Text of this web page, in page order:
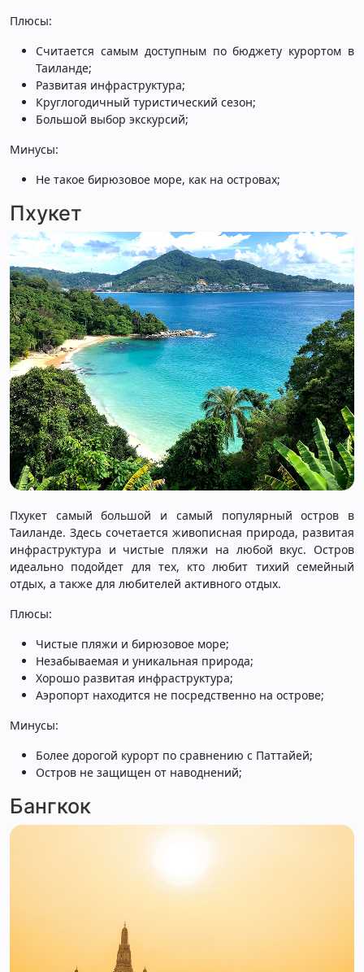
Плюсы:
Считается самым доступным по бюджету курортом в
Таиланде;
Развитая инфраструктура;
Круглогодичный туристический сезон;
Большой выбор экскурсий;
Минусы:
Не такое бирюзовое море, как на островах;
Пхукет
Пхукет самый большой и самый популярный остров в
Таиланде. Здесь сочетается живописная природа, развитая
инфраструктура и чистые пляжи на любой вкус. Остров
идеально подойдет для тех, кто любит тихий семейный
отдых, а также для любителей активного отдых.
Плюсы:
Чистые пляжи и бирюзовое море;
Незабываемая и уникальная природа;
Хорошо развитая инфраструктура;
Аэропорт находится не посредственно на острове;
Минусы:
Более дорогой курорт по сравнению с Паттайей;
Остров не защищен от наводнений;
Бангкок